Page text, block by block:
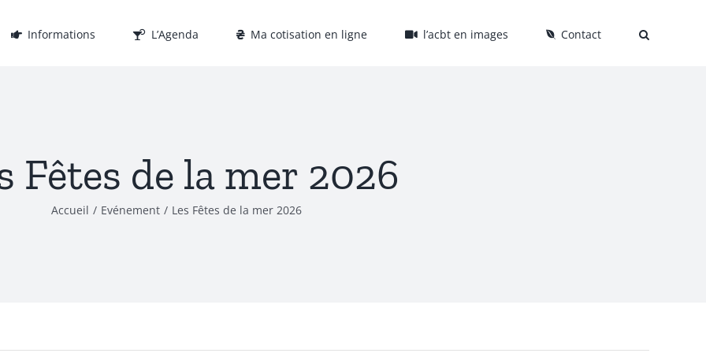
Informations L’Agenda Ma cotisation en ligne l’acbt en images Contact
Fêtes de la mer 2026
Accueil Evénement Les Fêtes de la mer 2026